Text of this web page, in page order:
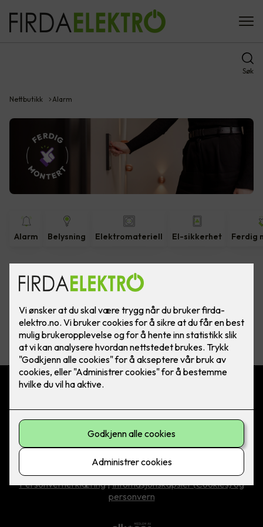
Søk
Nettbutikk Alarm
Alarm Belysning Elektromateriell El-sikkerhet Ferdig
Vis flerefiltre
Kontakt oss
57 86 87 70
post@firda-elektro.no
Nordstrandsvegen 17, 6863 Sandane
Personvernerklæring|Infomasjonskapsler (Cookies) og
personvern